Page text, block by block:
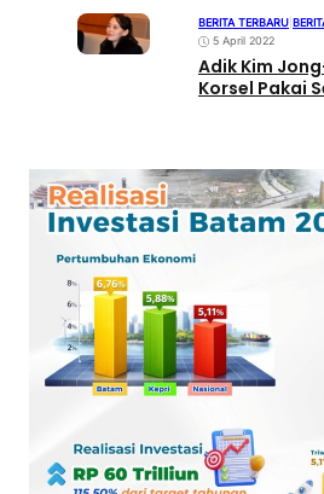
BERITA TERBARU
5 April 2022
Adik Kim
Korsel Pakai